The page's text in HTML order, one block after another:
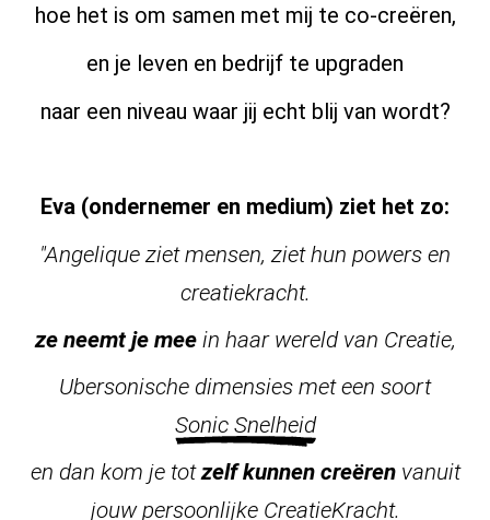
hoe het is om samen met mij te co-creëren,
en je leven en bedrijf te upgraden
naar een niveau waar jij echt blij van wordt?
Eva (ondernemer en medium) ziet het zo:
"Angelique ziet mensen, ziet hun powers en
creatiekracht.
ze neemt je mee in haar wereld van Creatie,
Ubersonische dimensies met een soort
Sonic Snelheid
en dan kom je totzelf kunnen creërenvanuit
jouw persoonlijke CreatieKracht.